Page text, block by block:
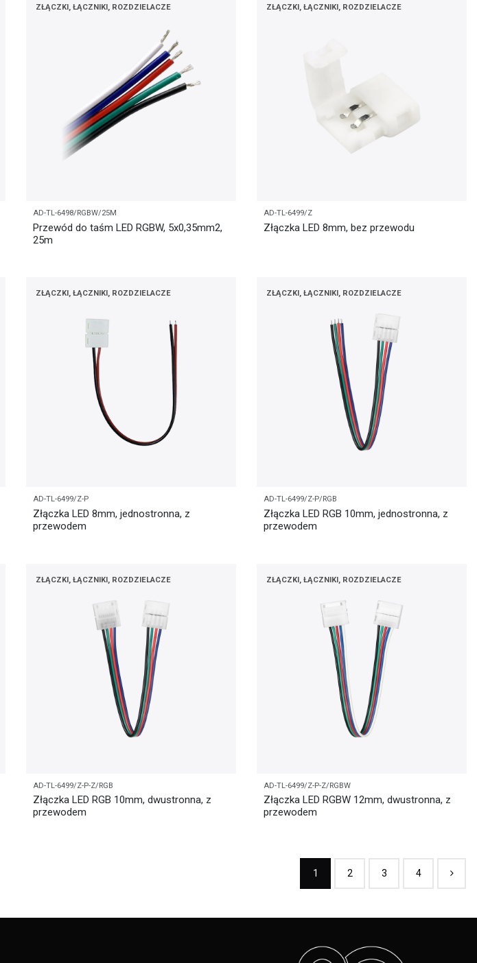
ZŁĄCZKI, ŁĄCZNIKI, ROZDZIELACZE
AD-TL-6498/RGBW/25M
Przewód do taśm LED RGBW, 5x0,35mm2,
25m
ZŁĄCZKI, ŁĄCZNIKI, ROZDZIELACZE
AD-TL-6499/Z
Złączka LED 8mm, bez przewodu
ZŁĄCZKI, ŁĄCZNIKI, ROZDZIELACZE
AD-TL-6499/Z-P
Złączka LED 8mm, jednostronna, z
przewodem
ZŁĄCZKI, ŁĄCZNIKI, ROZDZIELACZE
AD-TL-6499/Z-P/RGB
Złączka LED RGB 10mm, jednostronna, z
przewodem
ZŁĄCZKI, ŁĄCZNIKI, ROZDZIELACZE
AD-TL-6499/Z-P-Z/RGB
Złączka LED RGB 10mm, dwustronna, z
przewodem
ZŁĄCZKI, ŁĄCZNIKI, ROZDZIELACZE
AD-TL-6499/Z-P-Z/RGBW
Złączka LED RGBW 12mm, dwustronna, z
przewodem
1 2 3 4